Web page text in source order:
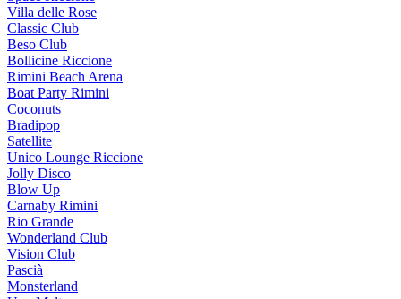
Villa delle Rose
Classic Club
Beso Club
Bollicine Riccione
Rimini Beach Arena
Boat Party Rimini
Coconuts
Bradipop
Satellite
Unico Lounge Riccione
Jolly Disco
Blow Up
Carnaby Rimini
Rio Grande
Wonderland Club
Vision Club
Pascià
Monsterland